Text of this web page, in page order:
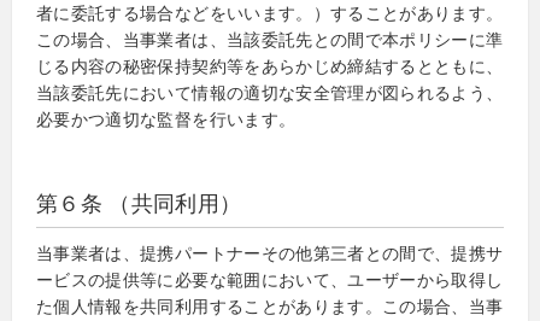
者に委託する場合などをいいます。）することがあります。
この場合、当事業者は、当該委託先との間で本ポリシーに準
じる内容の秘密保持契約等をあらかじめ締結するとともに、
当該委託先において情報の適切な安全管理が図られるよう、
必要かつ適切な監督を行います。
第６条 （共同利用）
当事業者は、提携パートナーその他第三者との間で、提携サ
ービスの提供等に必要な範囲において、ユーザーから取得し
た個人情報を共同利用することがあります。この場合、当事